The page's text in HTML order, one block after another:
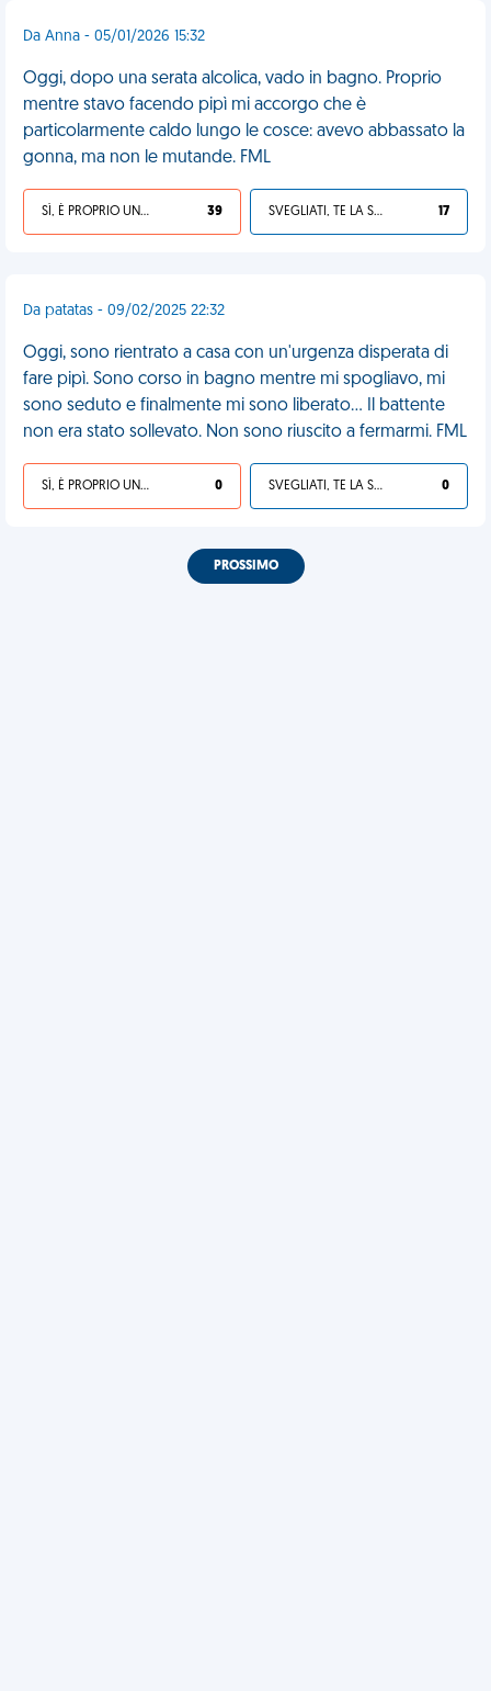
Da Anna - 05/01/2026 15:32
Oggi, dopo una serata alcolica, vado in bagno. Proprio
mentre stavo facendo pipì mi accorgo che è
particolarmente caldo lungo le cosce: avevo abbassato la
gonna, ma non le mutande. FML
SÌ, È PROPRIO UNA VDM! 39 SVEGLIATI, TE LA SEI CERCATA! 17
Da patatas - 09/02/2025 22:32
Oggi, sono rientrato a casa con un'urgenza disperata di
fare pipì. Sono corso in bagno mentre mi spogliavo, mi
sono seduto e finalmente mi sono liberato... Il battente
non era stato sollevato. Non sono riuscito a fermarmi. FML
SÌ, È PROPRIO UNA VDM! 0 SVEGLIATI, TE LA SEI CERCATA! 0
PROSSIMO